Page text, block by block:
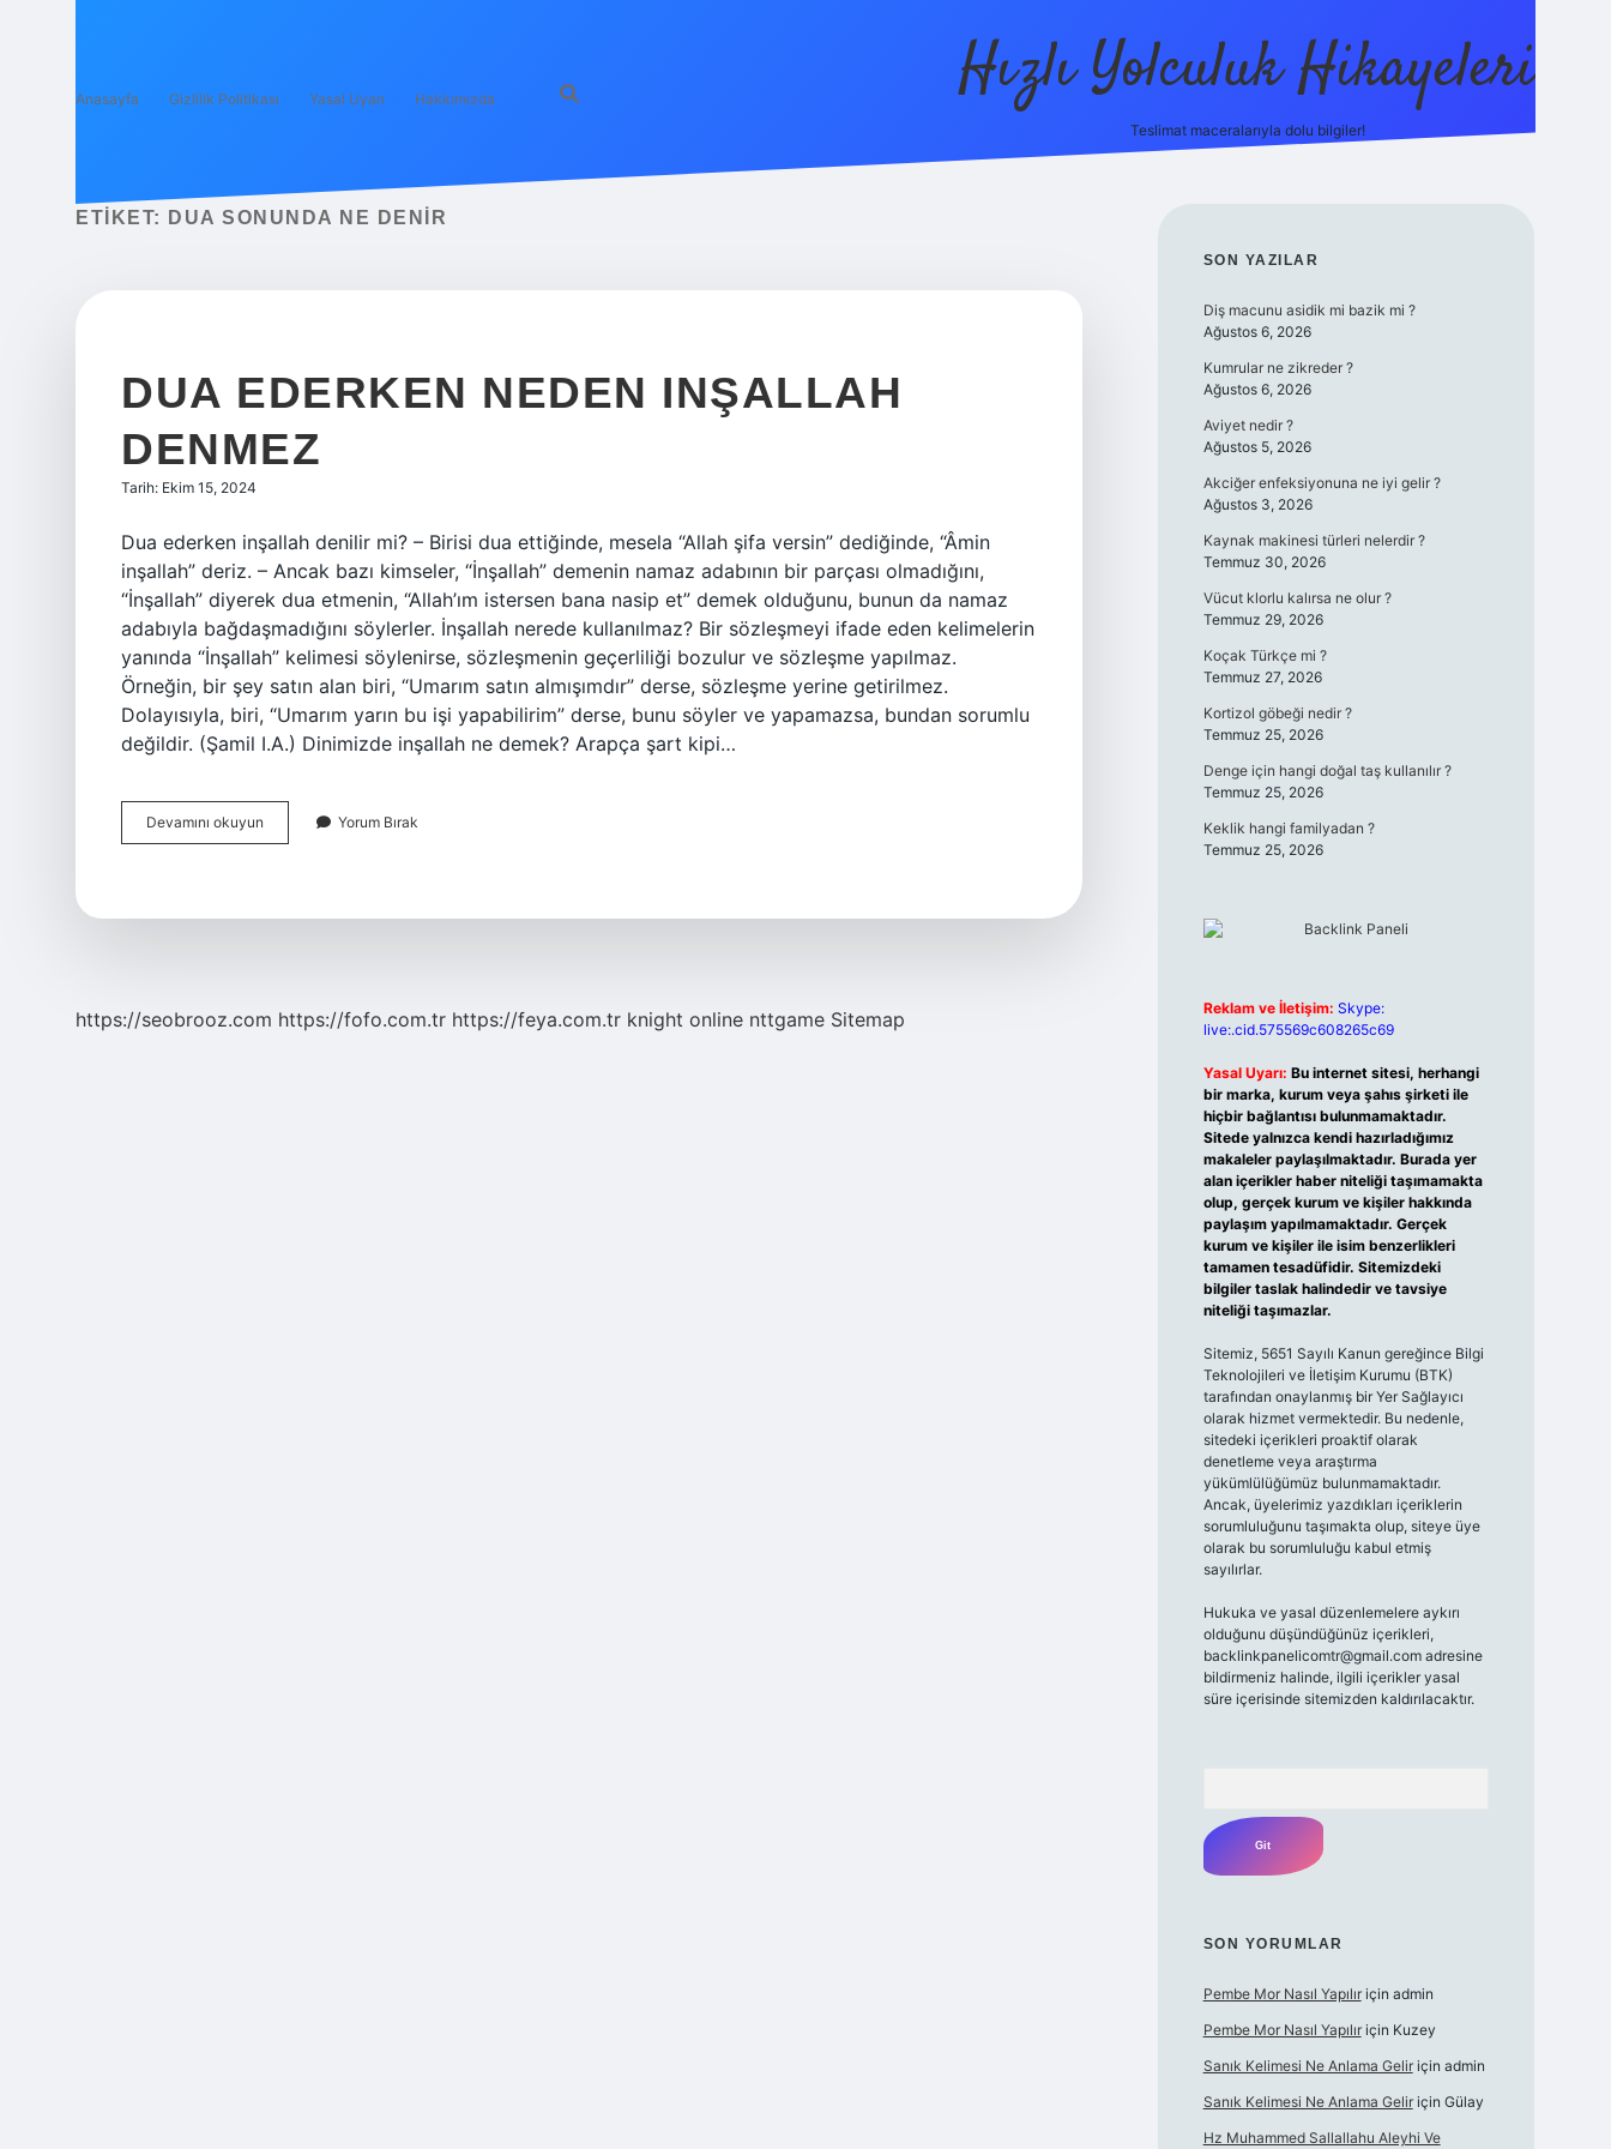
Anasayfa Gizlilik Politikası Yasal Uyarı Hakkımızda Hızlı Yolculuk Hikayeleri
Teslimat maceralarıyla dolu bilgiler!
ETIKET: DUA SONUNDA NE DENIR
DUA EDERKEN NEDEN INŞALLAH
DENMEZ
Tarih: Ekim 15, 2024
Dua ederken inşallah denilir mi? – Birisi dua ettiğinde, mesela “Allah şifa versin” dediğinde, “Âmin
inşallah” deriz. – Ancak bazı kimseler, “İnşallah” demenin namaz adabının bir parçası olmadığını,
“İnşallah” diyerek dua etmenin, “Allah’ım istersen bana nasip et” demek olduğunu, bunun da namaz
adabıyla bağdaşmadığını söylerler. İnşallah nerede kullanılmaz? Bir sözleşmeyi ifade eden kelimelerin
yanında “İnşallah” kelimesi söylenirse, sözleşmenin geçerliliği bozulur ve sözleşme yapılmaz.
Örneğin, bir şey satın alan biri, “Umarım satın almışımdır” derse, sözleşme yerine getirilmez.
Dolayısıyla, biri, “Umarım yarın bu işi yapabilirim” derse, bunu söyler ve yapamazsa, bundan sorumlu
değildir. (Şamil I.A.) Dinimizde inşallah ne demek? Arapça şart kipi…
Devamını okuyun
Ederken
Yorum Bırak
https://seobrooz.com https://fofo.com.tr https://feya.com.tr knight online nttgame Sitemap
SIDEBAR
SON YAZILAR
Diş macunu asidik mi bazik mi ?
Ağustos 6, 2026
Kumrular ne zikreder ?
Ağustos 6, 2026
Aviyet nedir ?
Ağustos 5, 2026
Akciğer enfeksiyonuna ne iyi gelir ?
Ağustos 3, 2026
Kaynak makinesi türleri nelerdir ?
Temmuz 30, 2026
Vücut klorlu kalırsa ne olur ?
Temmuz 29, 2026
Koçak Türkçe mi ?
Temmuz 27, 2026
Kortizol göbeği nedir ?
Temmuz 25, 2026
Denge için hangi doğal taş kullanılır ?
Temmuz 25, 2026
Keklik hangi familyadan ?
Temmuz 25, 2026
Reklam ve İletişim: Skype:
live:.cid.575569c608265c69
Yasal Uyarı: Bu internet sitesi, herhangi
bir marka, kurum veya şahıs şirketi ile
hiçbir bağlantısı bulunmamaktadır.
Sitede yalnızca kendi hazırladığımız
makaleler paylaşılmaktadır. Burada yer
alan içerikler haber niteliği taşımamakta
olup, gerçek kurum ve kişiler hakkında
paylaşım yapılmamaktadır. Gerçek
kurum ve kişiler ile isim benzerlikleri
tamamen tesadüfidir. Sitemizdeki
bilgiler taslak halindedir ve tavsiye
niteliği taşımazlar.
Sitemiz, 5651 Sayılı Kanun gereğince Bilgi
Teknolojileri ve İletişim Kurumu (BTK)
tarafından onaylanmış bir Yer Sağlayıcı
olarak hizmet vermektedir. Bu nedenle,
sitedeki içerikleri proaktif olarak
denetleme veya araştırma
yükümlülüğümüz bulunmamaktadır.
Ancak, üyelerimiz yazdıkları içeriklerin
sorumluluğunu taşımakta olup, siteye üye
olarak bu sorumluluğu kabul etmiş
sayılırlar.
Hukuka ve yasal düzenlemelere aykırı
olduğunu düşündüğünüz içerikleri,
backlinkpanelicomtr@gmail.comadresine
bildirmeniz halinde, ilgili içerikler yasal
süre içerisinde sitemizden kaldırılacaktır.
SON YORUMLAR
Pembe Mor Nasıl Yapılıriçin admin
Pembe Mor Nasıl Yapılıriçin Kuzey
Sanık Kelimesi Ne Anlama Geliriçin admin
Sanık Kelimesi Ne Anlama Geliriçin Gülay
Hz Muhammed Sallallahu Aleyhi Ve